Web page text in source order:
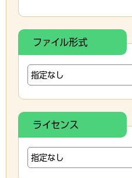
ファイル形式
ライセンス